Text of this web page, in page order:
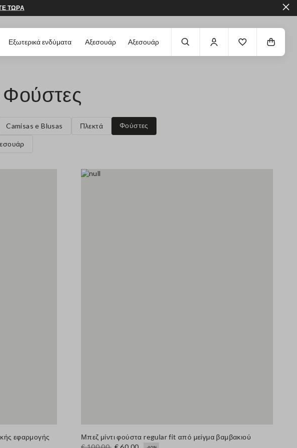
Εξωτερικά ενδύματα Αξεσουάρ Αξεσουάρ
ΤΩΡΑ
Φούστες
Camisas e Blusas Πλεκτά Φούστες
εφαρμογής
Μπεζ μίντι φούστα regular fit από μείγμα βαμβακιού